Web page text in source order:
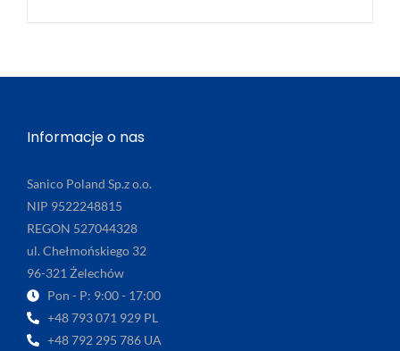
Informacje o nas
Sanico Poland Sp.z o.o.
NIP 9522248815
REGON 527044328
ul. Chełmońskiego 32
96-321 Żelechów
Pon - P: 9:00 - 17:00
+48 793 071 929 PL
+48 792 295 786 UA